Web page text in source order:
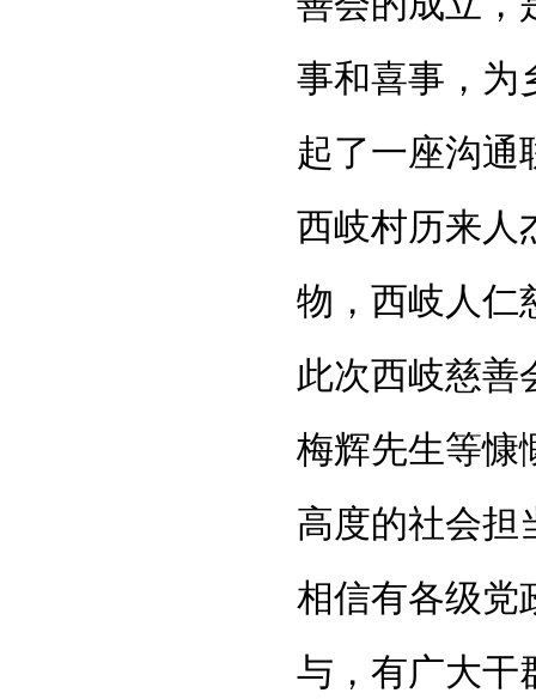
事和喜事，为
起了一座沟通
西岐村历来人
物，西岐人仁
此次西岐慈善
梅辉先生等慷
高度的社会担
相信有各级党
与，有广大干